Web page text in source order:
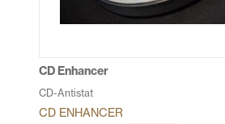
kan
väljas
CD Enhancer
CD-Antistat
CD ENHANCER